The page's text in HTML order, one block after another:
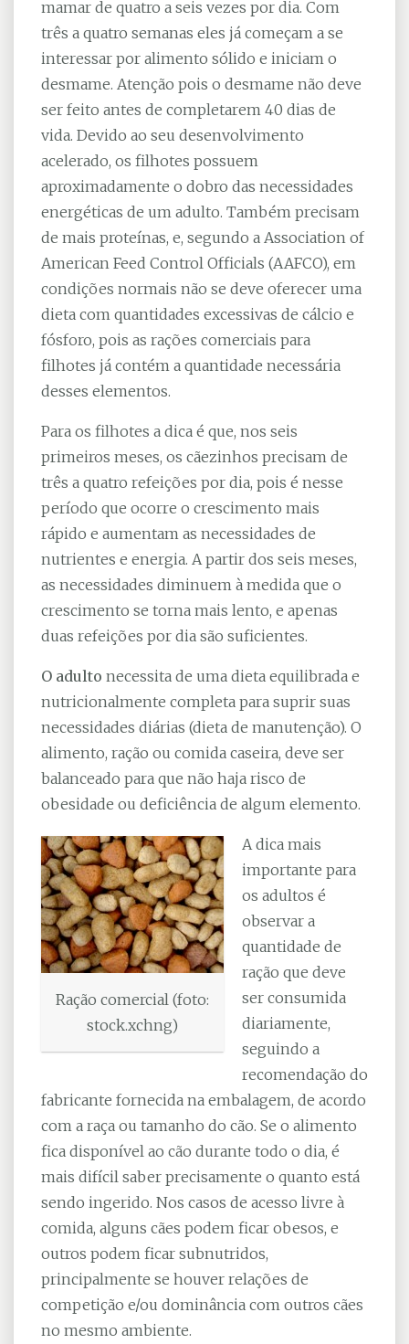
mamar de quatro a seis vezes por dia. Com
três a quatro semanas eles já começam a se
interessar por alimento sólido e iniciam o
desmame. Atenção pois o desmame não deve
ser feito antes de completarem 40 dias de
vida. Devido ao seu desenvolvimento
acelerado, os filhotes possuem
aproximadamente o dobro das necessidades
energéticas de um adulto. Também precisam
de mais proteínas, e, segundo a Association of
American Feed Control Officials (AAFCO), em
condições normais não se deve oferecer uma
dieta com quantidades excessivas de cálcio e
fósforo, pois as rações comerciais para
filhotes já contém a quantidade necessária
desses elementos.
Para os filhotes a dica é que, nos seis
primeiros meses, os cãezinhos precisam de
três a quatro refeições por dia, pois é nesse
período que ocorre o crescimento mais
rápido e aumentam as necessidades de
nutrientes e energia. A partir dos seis meses,
as necessidades diminuem à medida que o
crescimento se torna mais lento, e apenas
duas refeições por dia são suficientes.
O adulto necessita de uma dieta equilibrada e
nutricionalmente completa para suprir suas
necessidades diárias (dieta de manutenção). O
alimento, ração ou comida caseira, deve ser
balanceado para que não haja risco de
obesidade ou deficiência de algum elemento.
Ração comercial (foto:
stock.xchng)
A dica mais
importante para
os adultos é
observar a
quantidade de
ração que deve
ser consumida
diariamente,
seguindo a
recomendação do
fabricante fornecida na embalagem, de acordo
com a raça ou tamanho do cão. Se o alimento
fica disponível ao cão durante todo o dia, é
mais difícil saber precisamente o quanto está
sendo ingerido. Nos casos de acesso livre à
comida, alguns cães podem ficar obesos, e
outros podem ficar subnutridos,
principalmente se houver relações de
competição e/ou dominância com outros cães
no mesmo ambiente.